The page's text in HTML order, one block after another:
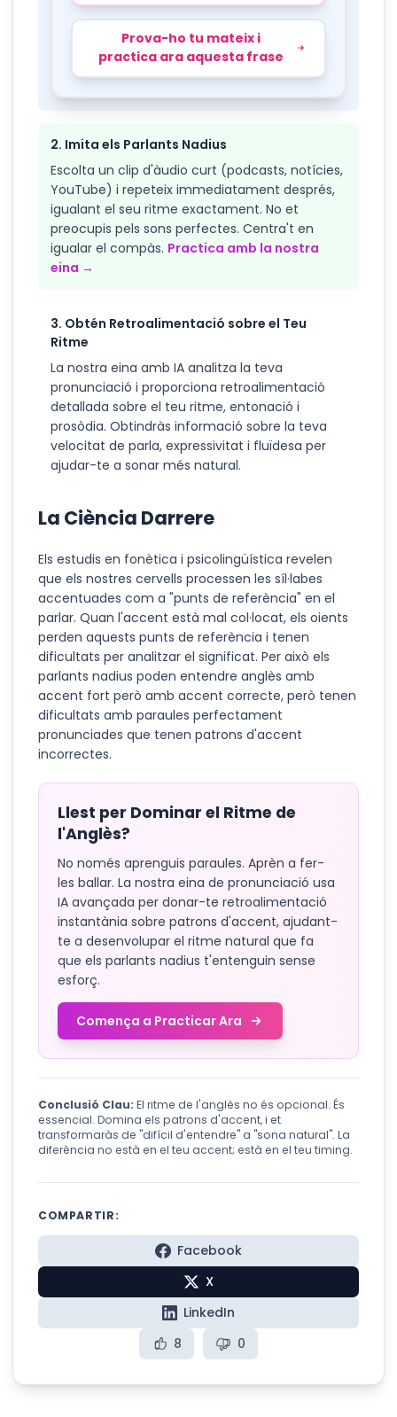
Prova-ho tu mateix i
practica ara aquesta frase
2. Imita els Parlants Nadius
Escolta un clip d'àudio curt (podcasts, notícies,
YouTube) i repeteix immediatament després,
igualant el seu ritme exactament. No et
preocupis pels sons perfectes. Centra't en
igualar el compàs. Practica amb la nostra
eina →
3. Obtén Retroalimentació sobre el Teu
Ritme
La nostra eina amb IA analitza la teva
pronunciació i proporciona retroalimentació
detallada sobre el teu ritme, entonació i
prosòdia. Obtindràs informació sobre la teva
velocitat de parla, expressivitat i fluïdesa per
ajudar-te a sonar més natural.
La Ciència Darrere
Els estudis en fonètica i psicolingüística revelen
que els nostres cervells processen les síl·labes
accentuades com a "punts de referència" en el
parlar. Quan l'accent està mal col·locat, els oients
perden aquests punts de referència i tenen
dificultats per analitzar el significat. Per això els
parlants nadius poden entendre anglès amb
accent fort però amb accent correcte, però tenen
dificultats amb paraules perfectament
pronunciades que tenen patrons d'accent
incorrectes.
Llest per Dominar el Ritme de
l'Anglès?
No només aprenguis paraules. Aprèn a fer-
les ballar. La nostra eina de pronunciació usa
IA avançada per donar-te retroalimentació
instantània sobre patrons d'accent, ajudant-
te a desenvolupar el ritme natural que fa
que els parlants nadius t'entenguin sense
esforç.
Comença a Practicar Ara
Conclusió Clau: El ritme de l'anglès no és opcional. És
essencial. Domina els patrons d'accent, i et
transformaràs de "difícil d'entendre" a "sona natural". La
diferència no està en el teu accent; està en el teu timing.
COMPARTIR:
Facebook
X
LinkedIn
8
0